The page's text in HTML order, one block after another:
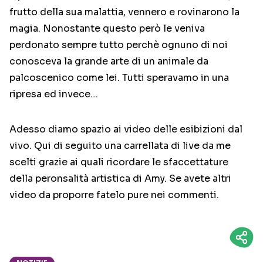
frutto della sua malattia, vennero e rovinarono la
magia. Nonostante questo però le veniva
perdonato sempre tutto perchè ognuno di noi
conosceva la grande arte di un animale da
palcoscenico come lei. Tutti speravamo in una
ripresa ed invece…
Adesso diamo spazio ai video delle esibizioni dal
vivo. Qui di seguito una carrellata di live da me
scelti grazie ai quali ricordare le sfaccettature
della peronsalità artistica di Amy. Se avete altri
video da proporre fatelo pure nei commenti.